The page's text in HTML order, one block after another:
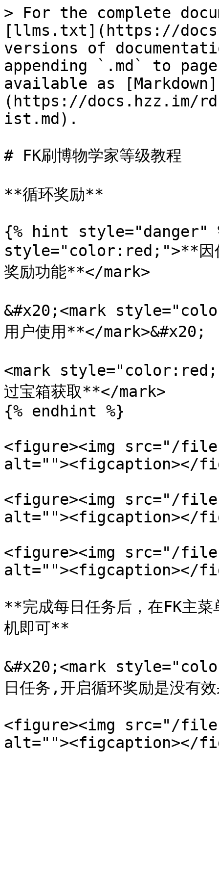
> For the complete
[llms.txt](https://
versions of
appending `.md` to
available as [Markdown]
(https://docs.hzz.im/
ist.md).
# FK刷博物学家等级教程
**循环奖励**
{% hint style="danger"
style="color:red;">**因作
奖励功能**</mark>
&#x20;<mark
用户使用**</mark>&#x20;
<mark
过宝箱获取**</mark>
{% endhint %}
<figure><img src="/
alt=""><figcaption></
<figure><img src="/files/
alt=""><figcaption></
<figure><img src="/files/
alt=""><figcaption></
**完成每日任务后，在FK主
机即可**
&#x20;<mark
日任务,开启循环奖励是没有
<figure><img src="/files/